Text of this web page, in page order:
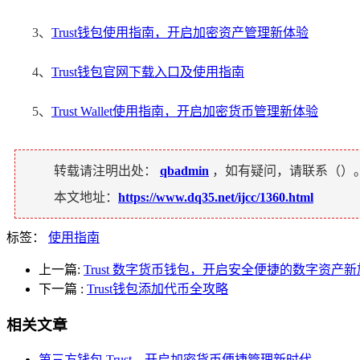
3、 Trust钱包使用指南，开启加密资产管理新体验
4、 Trust钱包官网下载入口及使用指南
5、 Trust Wallet使用指南，开启加密货币管理新体验
转载请注明出处： qbadmin ，如有疑问，请联系（）。
本文地址： https://www.dq35.net/ijcc/1360.html
标签： 使用指南
上一篇: Trust 数字货币钱包，开启安全便捷的数字资产新
下一篇 : Trust钱包添加代币全攻略
相关文章